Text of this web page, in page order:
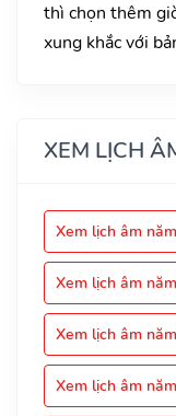
thì chọn thêm
xung khắc với
XEM LỊCH
Xem lịch âm
Xem lịch âm
Xem lịch âm
Xem lịch âm